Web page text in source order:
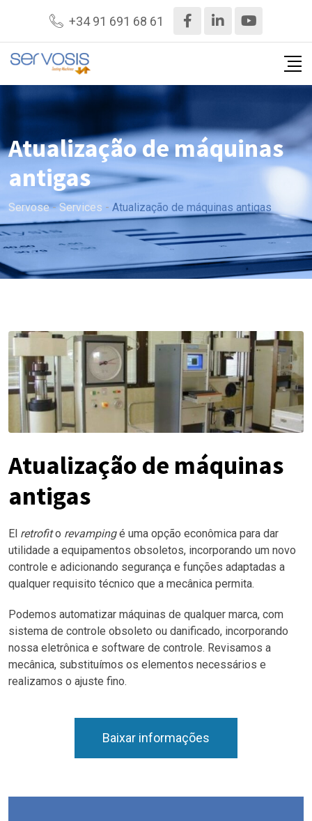
+34 91 691 68 61
Atualização de máquinas
antigas
Servose-Services - Atualização de máquinas antigas
Atualização de máquinas
antigas
El retrofito revampingé uma opção econômica para dar
utilidade a equipamentos obsoletos, incorporando um novo
controle e adicionando segurança e funções adaptadas a
qualquer requisito técnico que a mecânica permita.
Podemos automatizar máquinas de qualquer marca, com
sistema de controle obsoleto ou danificado, incorporando
nossa eletrônica e software de controle. Revisamos a
mecânica, substituímos os elementos necessários e
realizamos o ajuste fino.
Baixar informações